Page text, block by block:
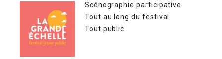
Scénographie participative
Tout au long du festival
Tout public